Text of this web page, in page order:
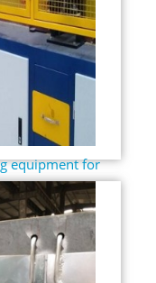
equipment for